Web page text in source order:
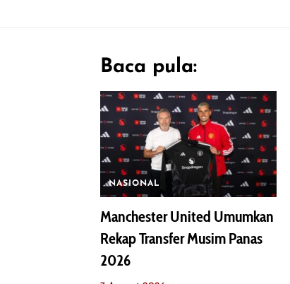
Baca pula:
NASIONAL
Manchester United Umumkan
Rekap Transfer Musim Panas
2026